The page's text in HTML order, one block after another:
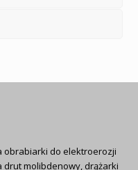
obrabiarki do elektroerozji
drut molibdenowy, drążarki